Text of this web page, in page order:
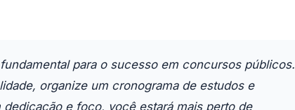
para o sucesso em concursos públicos.
organize um cronograma de estudos e
dedicação e foco, você estará mais perto de